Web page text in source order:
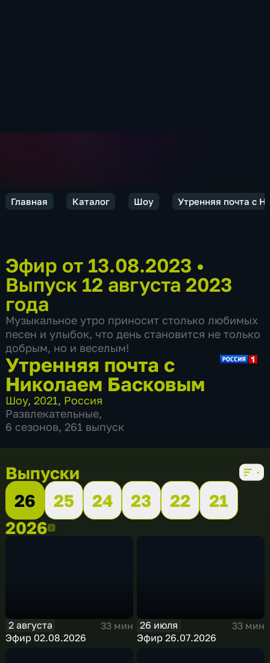
Главная Каталог Шоу Утренняя почта с
Эфир от 13.08.2023 •
Выпуск 12 августа 2023
года
Музыкальное утро приносит столько любимых
песен и улыбок, что день становится не только
добрым, но и веселым!
Утренняя почта с
Николаем Басковым
Шоу,2021, Россия
Развлекательные,
6 сезонов, 261 выпуск
Выпуски
26
25 24 23 22
21
20262026
2 августа
33 мин
Эфир 02.08.2026
26 июля
33 мин
Эфир 26.07.2026